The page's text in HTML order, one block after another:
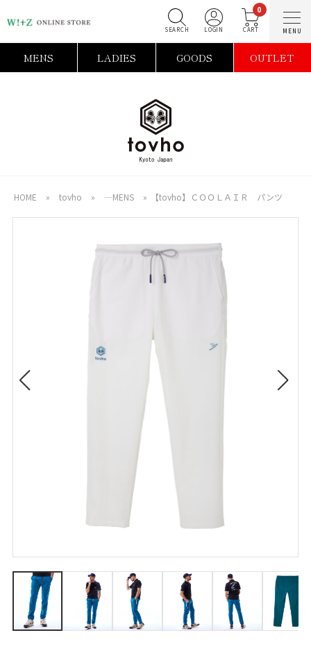
0
MENS LADIES GOODS OUTLET
HOME » tovho » ―MENS » 【tovho】ＣＯＯＬＡＩＲ パンツ